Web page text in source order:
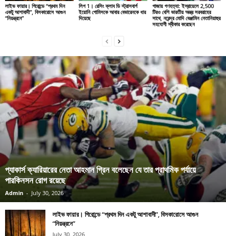
লাইভ ফায়ার। গিরোন্ডে “প্রথম দিন
একটু আশাবাদী”, বিসকারোসে আগুন
“নিয়ন্ত্রনে”
লিগ 1। রেসিং ক্লাব ডি স্ট্রাসবার্গ
ইয়োনি গোমিসকে আবার বেভারেনকে ধার
দিয়েছে
গাজায় গণহত্যা: ইস্রায়েলে 2,500
টিরও বেশি ভারতীয় অস্ত্র সরবরাহের
সাথে, নরেন্দ্র মোদি বেঞ্জামিন নেতানিয়াহুর
সহযোগী স্বীকার করেছেন
প্যাকার্স ক্যারিয়ারের নেতা আহমান গ্রিন বলেছেন যে তার প্রাথমিক পর্যায়ে
পারকিনসন রোগ রয়েছে
Admin - July 30, 2026
লাইভ ফায়ার। গিরোন্ডে “প্রথম দিন একটু আশাবাদী”, বিসকারোসে আগুন
“নিয়ন্ত্রনে”
July 30, 2026